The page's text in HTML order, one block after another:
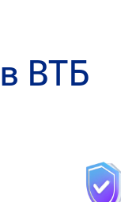
ВТБ